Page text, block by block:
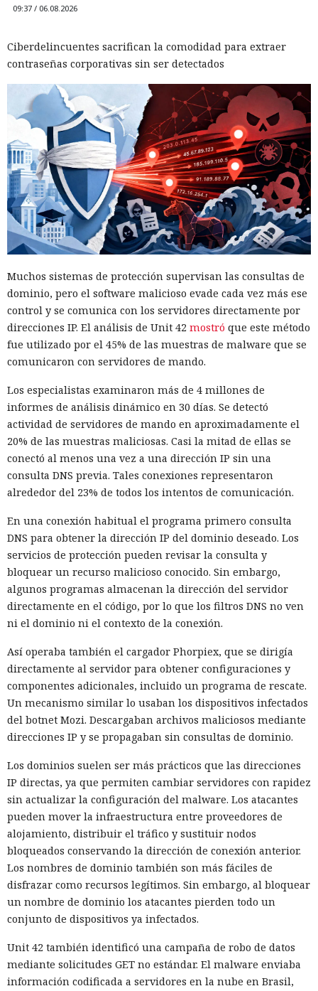
09:37 / 06.08.2026
Ciberdelincuentes sacrifican la comodidad para extraer
contraseñas corporativas sin ser detectados
Muchos sistemas de protección supervisan las consultas de
dominio, pero el software malicioso evade cada vez más ese
control y se comunica con los servidores directamente por
direcciones IP. El análisis de Unit 42 mostró que este método
fue utilizado por el 45% de las muestras de malware que se
comunicaron con servidores de mando.
Los especialistas examinaron más de 4 millones de
informes de análisis dinámico en 30 días. Se detectó
actividad de servidores de mando en aproximadamente el
20% de las muestras maliciosas. Casi la mitad de ellas se
conectó al menos una vez a una dirección IP sin una
consulta DNS previa. Tales conexiones representaron
alrededor del 23% de todos los intentos de comunicación.
En una conexión habitual el programa primero consulta
DNS para obtener la dirección IP del dominio deseado. Los
servicios de protección pueden revisar la consulta y
bloquear un recurso malicioso conocido. Sin embargo,
algunos programas almacenan la dirección del servidor
directamente en el código, por lo que los filtros DNS no ven
ni el dominio ni el contexto de la conexión.
Así operaba también el cargador Phorpiex, que se dirigía
directamente al servidor para obtener configuraciones y
componentes adicionales, incluido un programa de rescate.
Un mecanismo similar lo usaban los dispositivos infectados
del botnet Mozi. Descargaban archivos maliciosos mediante
direcciones IP y se propagaban sin consultas de dominio.
Los dominios suelen ser más prácticos que las direcciones
IP directas, ya que permiten cambiar servidores con rapidez
sin actualizar la configuración del malware. Los atacantes
pueden mover la infraestructura entre proveedores de
alojamiento, distribuir el tráfico y sustituir nodos
bloqueados conservando la dirección de conexión anterior.
Los nombres de dominio también son más fáciles de
disfrazar como recursos legítimos. Sin embargo, al bloquear
un nombre de dominio los atacantes pierden todo un
conjunto de dispositivos ya infectados.
Unit 42 también identificó una campaña de robo de datos
mediante solicitudes GET no estándar. El malware enviaba
información codificada a servidores en la nube en Brasil,